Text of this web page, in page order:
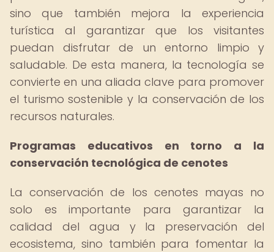
sino que también mejora la experiencia
turística al garantizar que los visitantes
puedan disfrutar de un entorno limpio y
saludable. De esta manera, la tecnología se
convierte en una aliada clave para promover
el turismo sostenible y la conservación de los
recursos naturales.
Programas educativos en torno a la
conservación tecnológica de cenotes
La conservación de los cenotes mayas no
solo es importante para garantizar la
calidad del agua y la preservación del
ecosistema, sino también para fomentar la